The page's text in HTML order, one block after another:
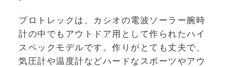
プロトレックは、カシオの電波ソーラー腕時
計の中でもアウトドア用として作られたハイ
スペックモデルです。作りがとても丈夫で、
気圧計や温度計などハードなスポーツやアウ